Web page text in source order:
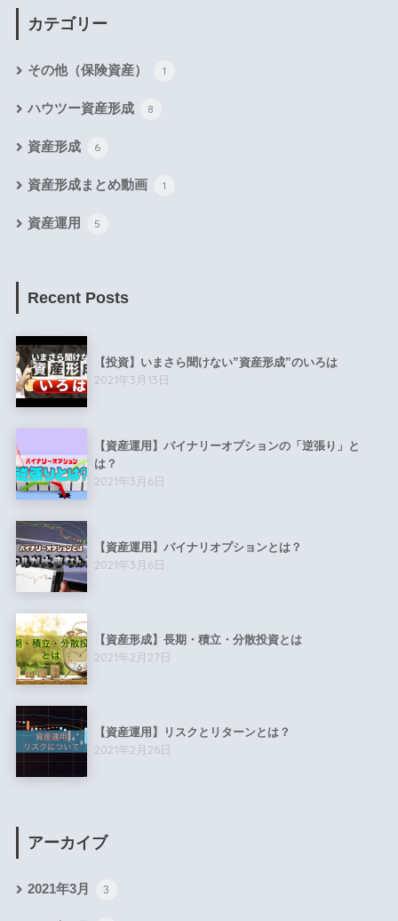
カテゴリー
その他（保険資産） 1
ハウツー資産形成 8
資産形成 6
資産形成まとめ動画 1
資産運用 5
Recent Posts
【投資】いまさら聞けない”資産形成”のいろは
2021年3月13日
【資産運用】バイナリーオプションの「逆張り」と
は？
2021年3月6日
【資産運用】バイナリオプションとは？
2021年3月6日
【資産形成】長期・積立・分散投資とは
2021年2月27日
【資産運用】リスクとリターンとは？
2021年2月26日
アーカイブ
2021年3月 3